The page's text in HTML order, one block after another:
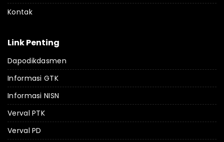
Kontak
Link Penting
Dapodikdasmen
Informasi GTK
Informasi NISN
Verval PTK
Verval PD